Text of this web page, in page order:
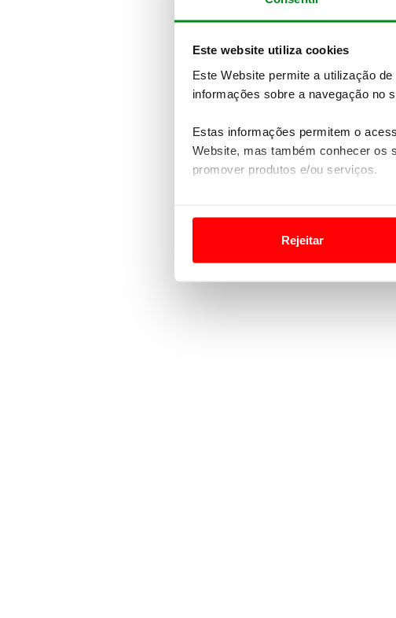
Este website utiliza cookies
Este Website permite a utilização
informações sobre a navegação no
Estas informações permitem o
Website, mas também conhecer os
promover produtos e/ou serviços.
Usamos cookies para melhorar a
funcionalidades de redes sociais,
Adicionalmente partilhamos
Rejeitar